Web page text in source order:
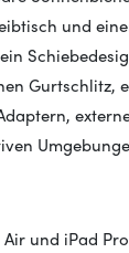
und
Gurtschlitz,
und iPad